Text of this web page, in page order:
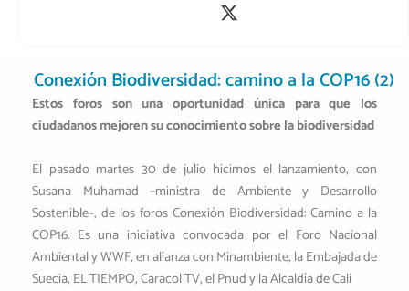
X
i
t
t
Conexión Biodiversidad: camino a la COP16 (2)
Estos foros son una oportunidad única para que los
ciudadanos mejoren su conocimiento sobre la biodiversidad
El pasado martes 30 de julio hicimos el lanzamiento, con
Susana Muhamad –ministra de Ambiente y Desarrollo
Sostenible–, de los foros Conexión Biodiversidad: Camino a la
COP16. Es una iniciativa convocada por el Foro Nacional
Ambiental y WWF, en alianza con Minambiente, la Embajada de
Suecia, EL TIEMPO, Caracol TV, el Pnud y la Alcaldía de Cali